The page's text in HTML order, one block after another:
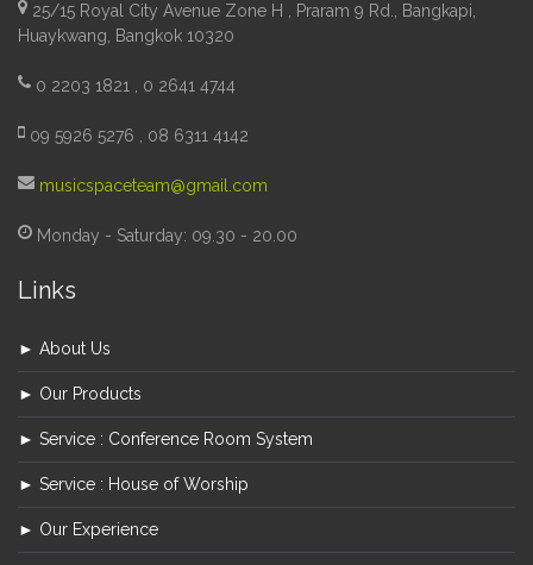
25/15 Royal City Avenue Zone H , Praram 9 Rd., Bangkapi,
Huaykwang, Bangkok 10320
0 2203 1821 , 0 2641 4744
09 5926 5276 , 08 6311 4142
musicspaceteam@gmail.com
Monday - Saturday: 09.30 - 20.00
Links
► About Us
► Our Products
► Service : Conference Room System
► Service : House of Worship
► Our Experience